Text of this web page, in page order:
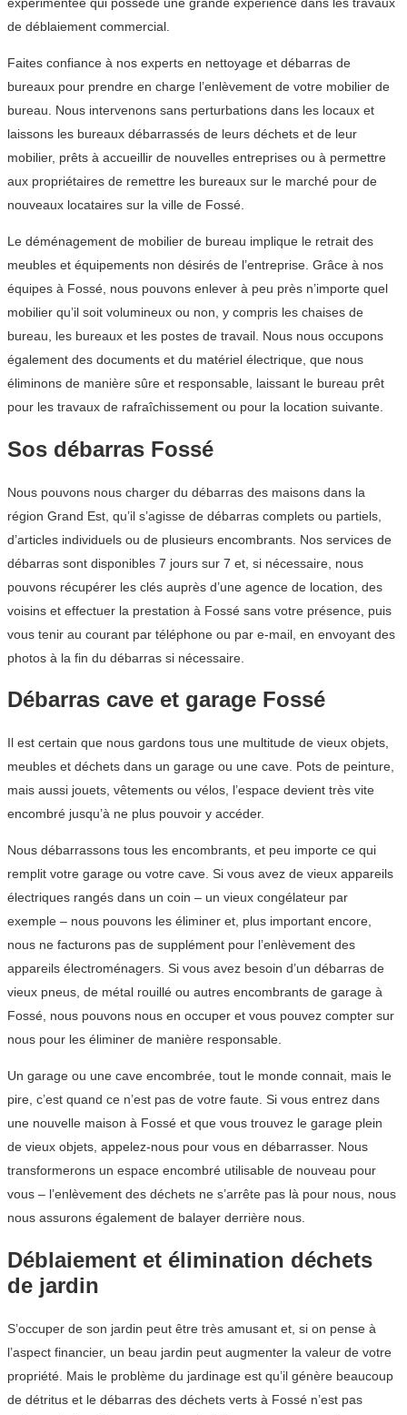
de déblaiement commercial.
Faites confiance à nos experts en nettoyage et débarras de
bureaux pour prendre en charge l’enlèvement de votre mobilier de
bureau. Nous intervenons sans perturbations dans les locaux et
laissons les bureaux débarrassés de leurs déchets et de leur
mobilier, prêts à accueillir de nouvelles entreprises ou à permettre
aux propriétaires de remettre les bureaux sur le marché pour de
nouveaux locataires sur la ville de Fossé.
Le déménagement de mobilier de bureau implique le retrait des
meubles et équipements non désirés de l’entreprise. Grâce à nos
équipes à Fossé, nous pouvons enlever à peu près n’importe quel
mobilier qu’il soit volumineux ou non, y compris les chaises de
bureau, les bureaux et les postes de travail. Nous nous occupons
également des documents et du matériel électrique, que nous
éliminons de manière sûre et responsable, laissant le bureau prêt
pour les travaux de rafraîchissement ou pour la location suivante.
Sos débarras Fossé
Nous pouvons nous charger du débarras des maisons dans la
région Grand Est, qu’il s’agisse de débarras complets ou partiels,
d’articles individuels ou de plusieurs encombrants. Nos services de
débarras sont disponibles 7 jours sur 7 et, si nécessaire, nous
pouvons récupérer les clés auprès d’une agence de location, des
voisins et effectuer la prestation à Fossé sans votre présence, puis
vous tenir au courant par téléphone ou par e-mail, en envoyant des
photos à la fin du débarras si nécessaire.
Débarras cave et garage Fossé
Il est certain que nous gardons tous une multitude de vieux objets,
meubles et déchets dans un garage ou une cave. Pots de peinture,
mais aussi jouets, vêtements ou vélos, l’espace devient très vite
encombré jusqu’à ne plus pouvoir y accéder.
Nous débarrassons tous les encombrants, et peu importe ce qui
remplit votre garage ou votre cave. Si vous avez de vieux appareils
électriques rangés dans un coin – un vieux congélateur par
exemple – nous pouvons les éliminer et, plus important encore,
nous ne facturons pas de supplément pour l’enlèvement des
appareils électroménagers. Si vous avez besoin d’un débarras de
vieux pneus, de métal rouillé ou autres encombrants de garage à
Fossé, nous pouvons nous en occuper et vous pouvez compter sur
nous pour les éliminer de manière responsable.
Un garage ou une cave encombrée, tout le monde connait, mais le
pire, c’est quand ce n’est pas de votre faute. Si vous entrez dans
une nouvelle maison à Fossé et que vous trouvez le garage plein
de vieux objets, appelez-nous pour vous en débarrasser. Nous
transformerons un espace encombré utilisable de nouveau pour
vous – l’enlèvement des déchets ne s’arrête pas là pour nous, nous
nous assurons également de balayer derrière nous.
Déblaiement et élimination déchets
de jardin
S’occuper de son jardin peut être très amusant et, si on pense à
l’aspect financier, un beau jardin peut augmenter la valeur de votre
propriété. Mais le problème du jardinage est qu’il génère beaucoup
de détritus et le débarras des déchets verts à Fossé n’est pas